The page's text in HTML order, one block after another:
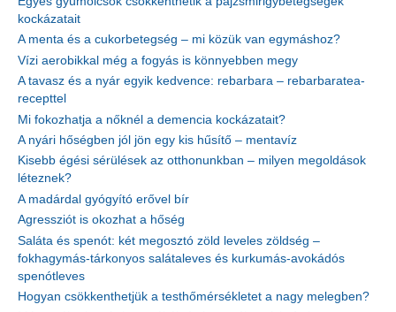
kockázatait
A menta és a cukorbetegség – mi közük van egymáshoz?
Vízi aerobikkal még a fogyás is könnyebben megy
A tavasz és a nyár egyik kedvence: rebarbara – rebarbaratea-
recepttel
Mi fokozhatja a nőknél a demencia kockázatait?
A nyári hőségben jól jön egy kis hűsítő – mentavíz
Kisebb égési sérülések az otthonunkban – milyen megoldások
léteznek?
A madárdal gyógyító erővel bír
Agressziót is okozhat a hőség
Saláta és spenót: két megosztó zöld leveles zöldség –
fokhagymás-tárkonyos salátaleves és kurkumás-avokádós
spenótleves
Hogyan csökkenthetjük a testhőmérsékletet a nagy melegben?